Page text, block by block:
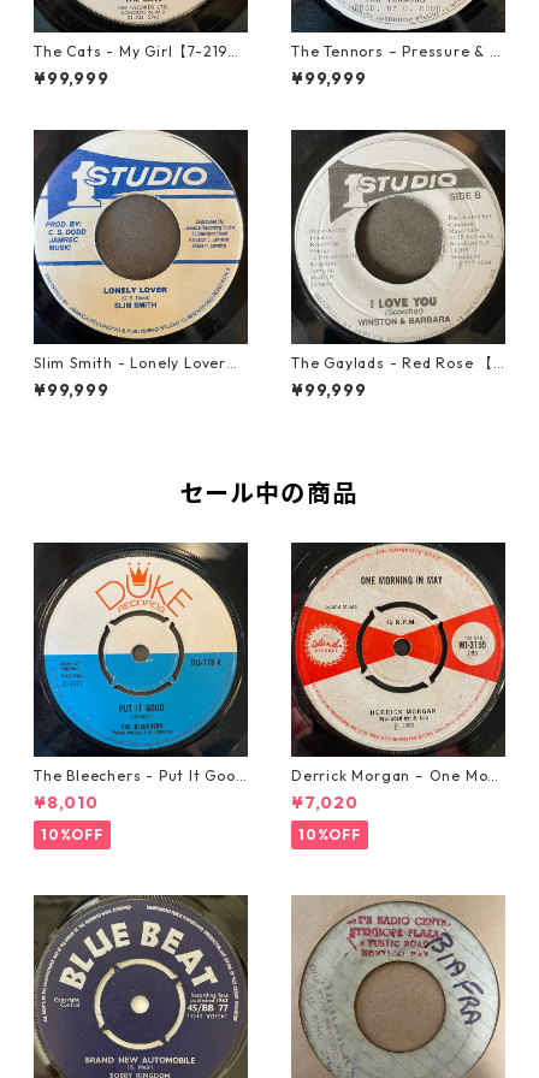
The Cats - My Girl【7-2190
6】
¥99,999
The Tennors – Pressure & Sl
ide【7-21952】
¥99,999
Slim Smith - Lonely Lover
【7-21921】
¥99,999
The Gaylads - Red Rose 【7
-21853】
¥99,999
セール中の商品
The Bleechers - Put It Good
【7-21637】
¥8,010
10%OFF
Derrick Morgan – One Morn
ing In May【7-21653】
¥7,020
10%OFF